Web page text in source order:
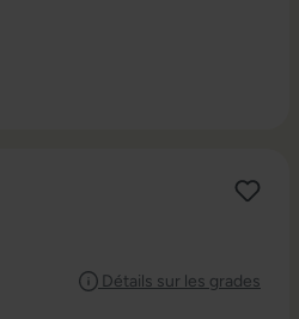
Détails sur les grades